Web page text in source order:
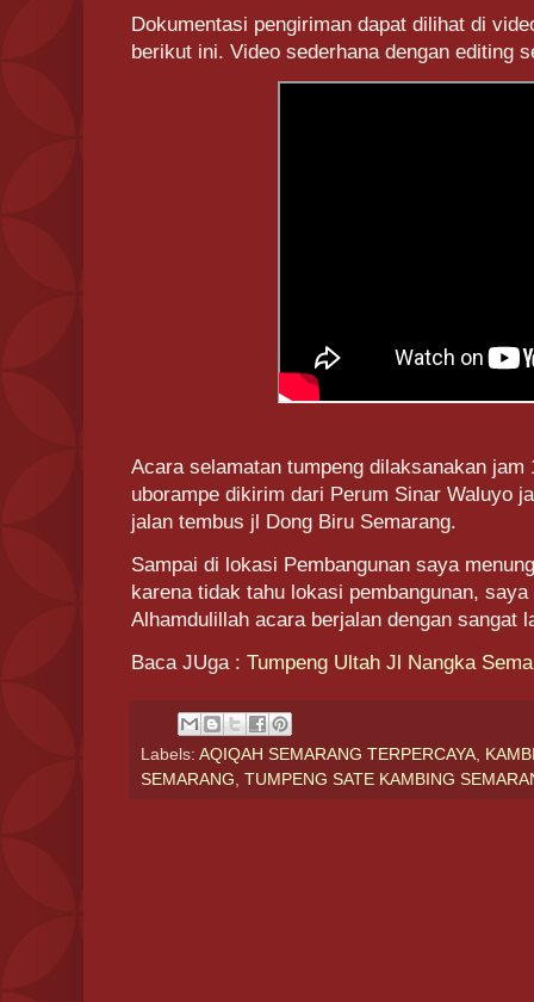
Dokumentasi pengiriman dapat dilihat di
berikut ini. Video sederhana dengan editing
Acara selamatan tumpeng dilaksanakan jam
uborampe dikirim dari Perum Sinar Waluyo
jalan tembus jl Dong Biru Semarang.
Sampai di lokasi Pembangunan saya
karena tidak tahu lokasi pembangunan,
Alhamdulillah acara berjalan dengan sangat
Baca JUga : Tumpeng Ultah Jl Nangka
Labels: AQIQAH SEMARANG TERPERCAYA,
SEMARANG, TUMPENG SATE KAMBING